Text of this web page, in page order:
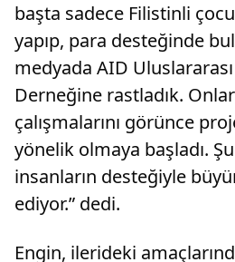
başta sadece Filistinli
yapıp, para desteğinde
medyada AID
Derneğine rastladık.
çalışmalarını görünce
yönelik olmaya başladı.
insanların desteğiyle
ediyor.” dedi.
Engin, ilerideki